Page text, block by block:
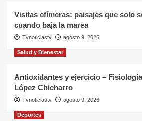
Visitas efímeras: paisajes que solo
cuando baja la marea
Tvnoticiastv agosto 9, 2026
Salud y Bienestar
Antioxidantes y ejercicio –
López Chicharro
Tvnoticiastv agosto 9, 2026
Deportes